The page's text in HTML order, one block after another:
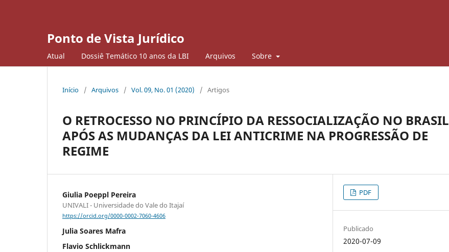
Ponto de Vista Jurídico
Atual Dossiê Temático 10 anos da LBI Arquivos Sobre
Início / Arquivos / Vol. 09, No. 01 (2020) / Artigos
O RETROCESSO NO PRINCÍPIO DA RESSOCIALIZAÇÃO NO BRASIL
APÓS AS MUDANÇAS DA LEI ANTICRIME NA PROGRESSÃO DE
REGIME
Giulia Poeppl Pereira
UNIVALI - Universidade do Vale do Itajaí
https://orcid.org/0000-0002-7060-4606
Julia Soares Mafra
Flavio Schlickmann
PDF
Publicado
2020-07-09